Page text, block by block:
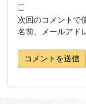
次回のコメントで
名前、メールアド
コメントを送信